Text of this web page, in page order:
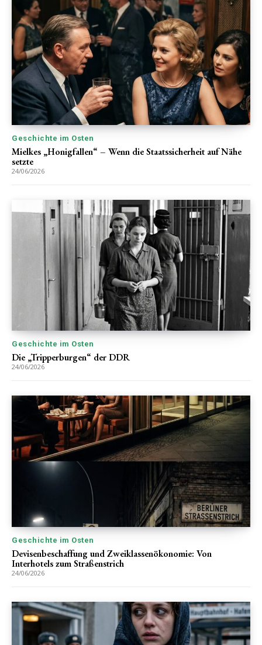
Geschichte im Osten
Mielkes „Honigfallen“ – Wenn die Staatssicherheit auf Nähe
setzte
24/06/2026
Geschichte im Osten
Die „Tripperburgen“ der DDR
24/06/2026
Geschichte im Osten
Devisenbeschaffung und Zweiklassenökonomie: Von
Interhotels zum Straßenstrich
24/06/2026